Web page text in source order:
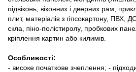
підвіконь, віконних і дверних рам,
плит, матеріалів з гіпсокартону, ПВХ,
скла, піно-полістиролу, пробкових
кріплення картин або килимів.
Особливості:
- високе початкове зчеплення; -